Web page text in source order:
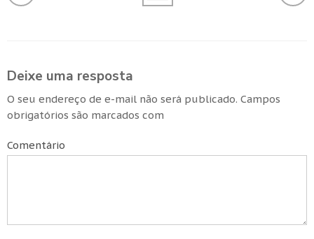
Deixe uma resposta
O seu endereço de e-mail não será publicado. Campos
obrigatórios são marcados com
Comentário